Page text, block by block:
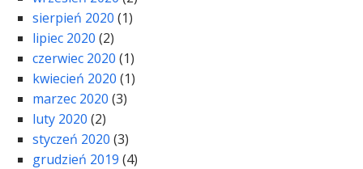
sierpień 2020 (1)
lipiec 2020 (2)
czerwiec 2020 (1)
kwiecień 2020 (1)
marzec 2020 (3)
luty 2020 (2)
styczeń 2020 (3)
grudzień 2019 (4)